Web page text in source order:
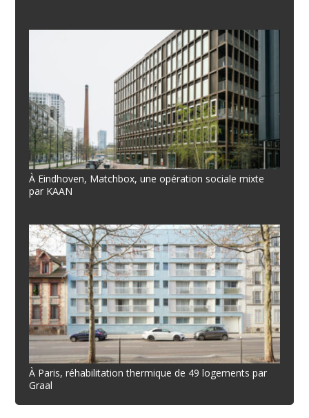
À Eindhoven, Matchbox, une opération sociale mixte
par KAAN
À Paris, réhabilitation thermique de 49 logements par
Graal